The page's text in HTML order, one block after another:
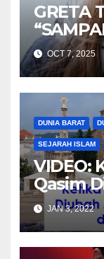
GRETA
OCT 7, 2025
DUNIA BARAT
SEJARAH ISLAM
VIDEO:
Qasim
Katolik
JAN 3, 2022